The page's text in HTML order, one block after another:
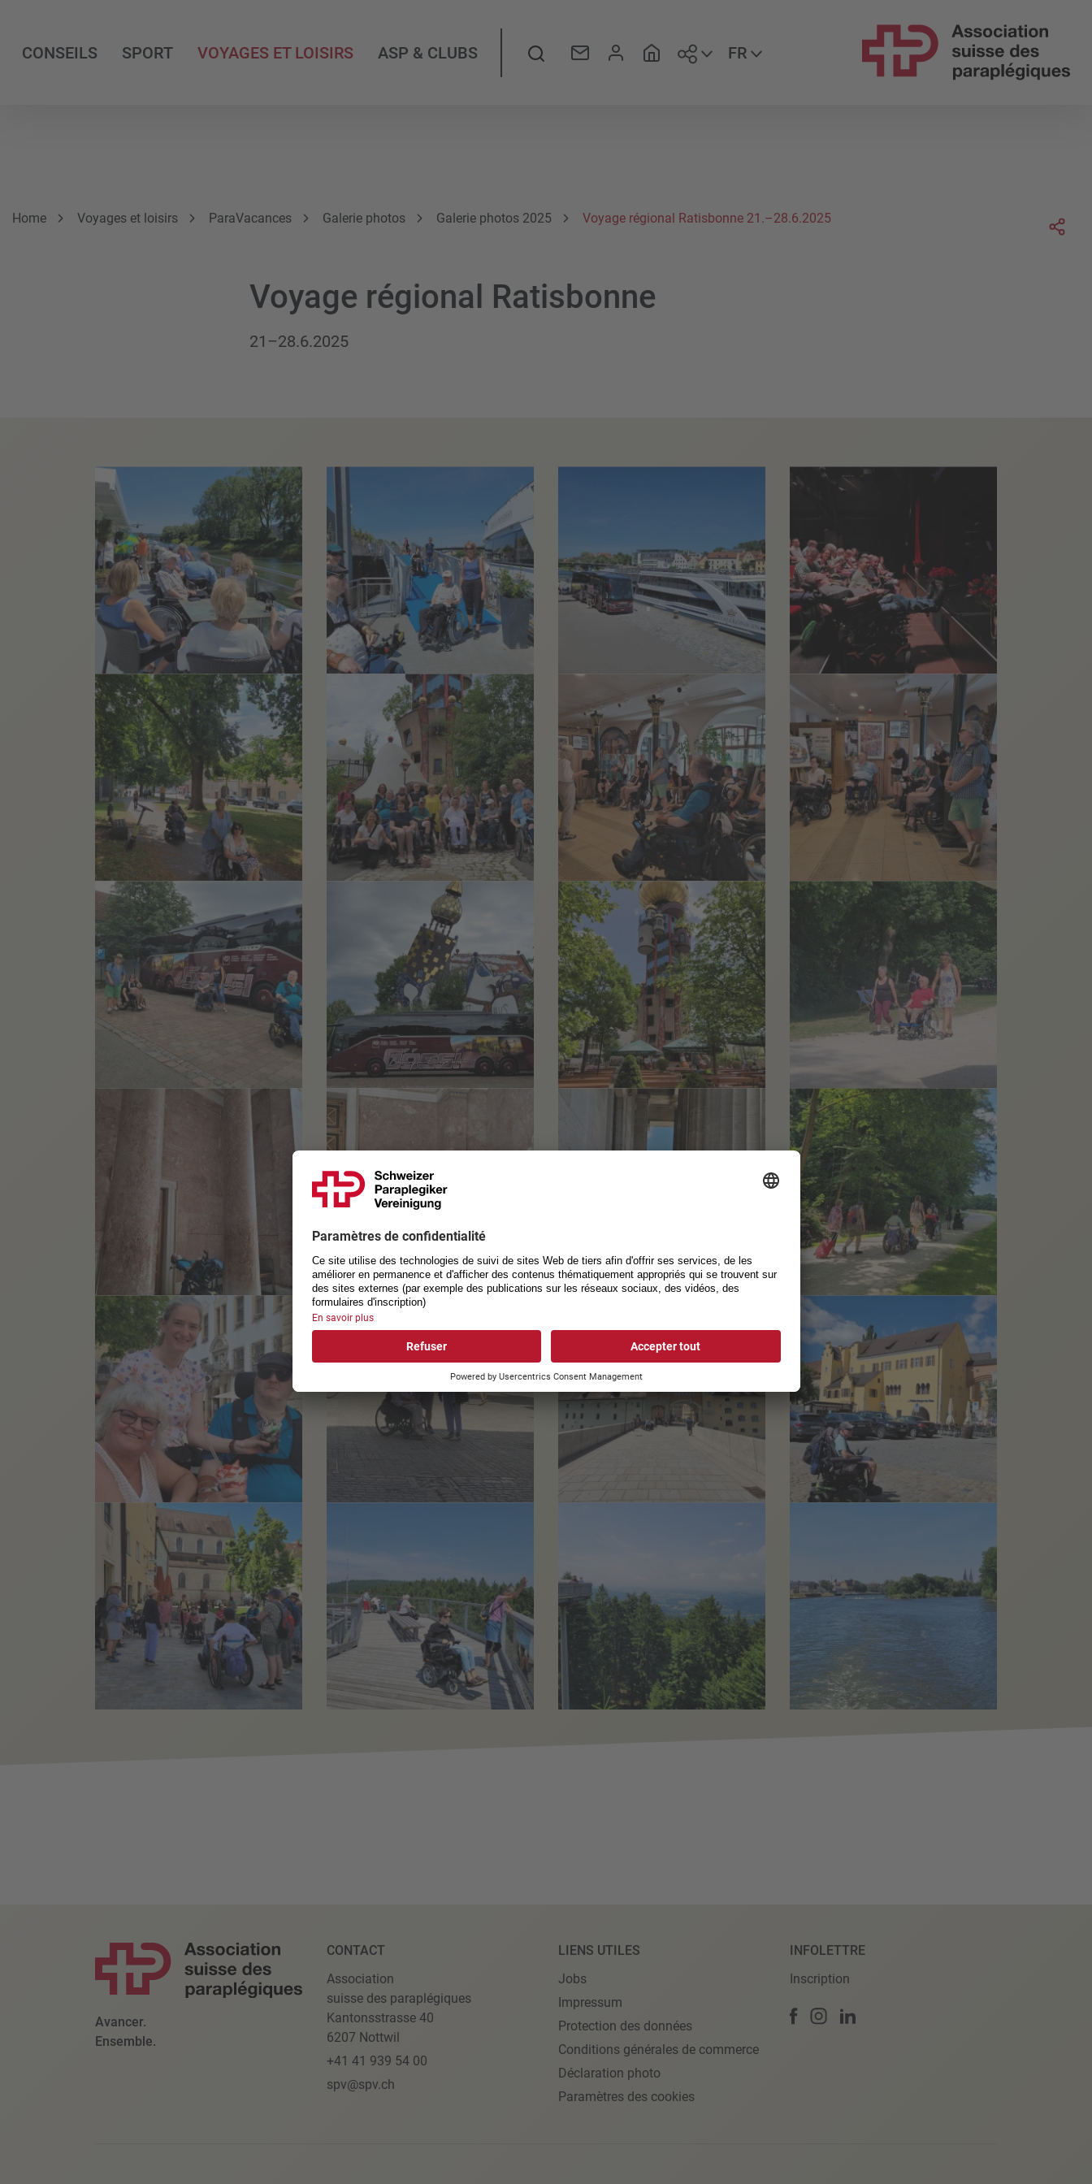
CONSEILS SPORT VOYAGES ET LOISIRS ASP & CLUBS Rechercher Suivez-nous
FR
Breadcrumb
Vous êtes ici:
Home Voyages et loisirs ParaVacances Galerie photos Galerie photos 2025 Voyage régional Ratisbonne 21.–28.6.2025
Voyage régional Ratisbonne
21–28.6.2025
Avancer.
Ensemble.
CONTACT
Association
suisse des paraplégiques
Kantonsstrasse 40
6207 Nottwil
+41 41 939 54 00
spv@spv.ch
LIENS UTILES
Jobs
Impressum
Protection des données
Conditions générales de commerce
Déclaration photo
Paramètres des cookies
INFOLETTRE
Inscription